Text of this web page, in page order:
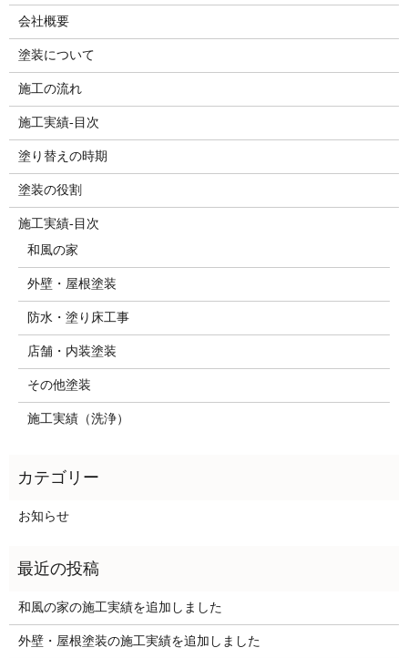
会社概要
塗装について
施工の流れ
施工実績-目次
塗り替えの時期
塗装の役割
施工実績-目次
和風の家
外壁・屋根塗装
防水・塗り床工事
店舗・内装塗装
その他塗装
施工実績（洗浄）
お知らせ
和風の家の施工実績を追加しました
外壁・屋根塗装の施工実績を追加しました